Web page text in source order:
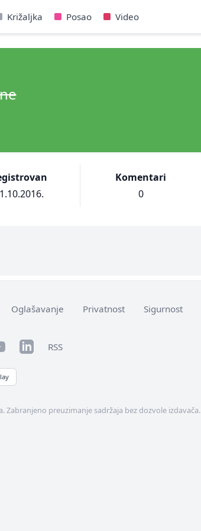
Križaljka Posao Video
Komentari
0
Oglašavanje Privatnost Sigurnost
LinkedInRSS
Zabranjeno preuzimanje sadržaja bez dozvole izdavača.